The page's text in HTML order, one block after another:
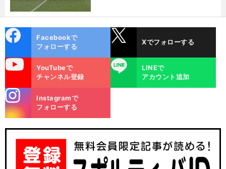
ok
Facebookで
フォローする
Xでフォローする
YouTubeで
チャンネル登録
LINE
LINEで
アカウント追加
m
Instagramで
フォローする